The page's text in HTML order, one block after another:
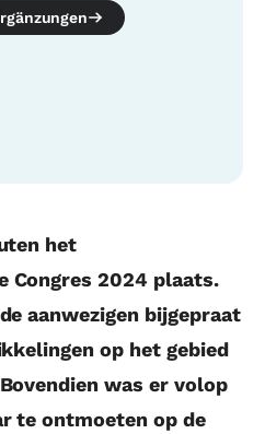
het
Congres 2024 plaats.
aanwezigen bijgepraat
op het gebied
was er volop
te ontmoeten op de